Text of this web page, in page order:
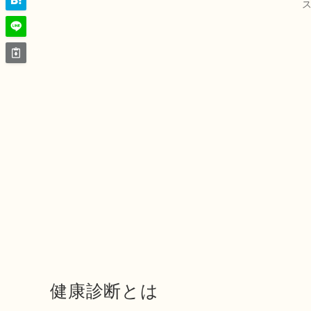
健康診断とは